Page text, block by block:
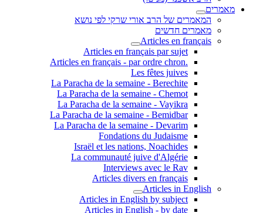
מאמרים
המאמרים של הרב אורי שרקי לפי נושא
מאמרים חדשים
Articles en français
Articles en français par sujet
.Articles en français - par ordre chron
Les fêtes juives
La Paracha de la semaine - Berechite
La Paracha de la semaine - Chemot
La Paracha de la semaine - Vayikra
La Paracha de la semaine - Bemidbar
La Paracha de la semaine - Devarim
Fondations du Judaisme
Israël et les nations, Noachides
La communauté juive d'Algérie
Interviews avec le Rav
Articles divers en français
Articles in English
Articles in English by subject
Articles in English - by date